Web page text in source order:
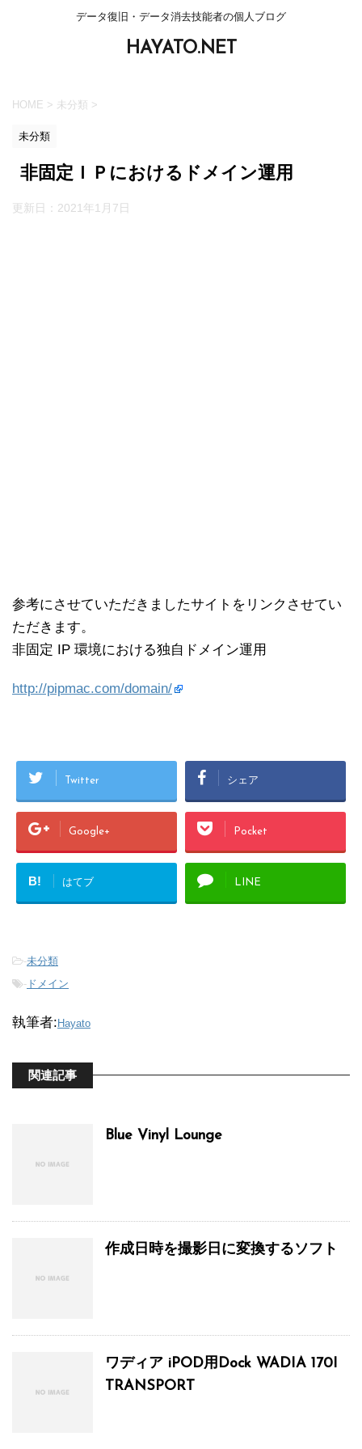
データ復旧・データ消去技能者の個人ブログ
HAYATO.NET
HOME > 未分類 >
未分類
非固定ＩＰにおけるドメイン運用
更新日： 2021年1月7日
参考にさせていただきましたサイトをリンクさせてい
ただきます。
非固定 IP 環境における独自ドメイン運用
http://pipmac.com/domain/
Twitter シェア
Google+ Pocket
B! はてブ LINE
-未分類
- ドメイン
執筆者: Hayato
関連記事
Blue Vinyl Lounge
作成日時を撮影日に変換するソフト
ワディア iPOD用Dock WADIA 170I
TRANSPORT